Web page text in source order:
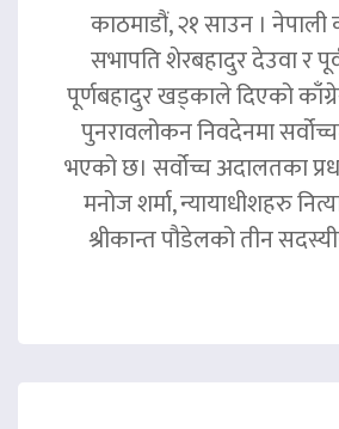
काठमाडौं, २१ साउन । नेपाली
सभापति शेरबहादुर देउवा र
पूर्णबहादुर खड्काले दिएको
पुनरावलोकन निवदेनमा
भएको छ। सर्वोच्च अदालतका
मनोज शर्मा, न्यायाधीशहरु
श्रीकान्त पौडेलको तीन